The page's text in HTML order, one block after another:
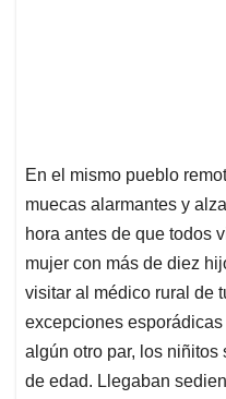
En el mismo pueblo
muecas alarmantes y
hora antes de que todos
mujer con más de diez
visitar al médico rural de
excepciones
algún otro par, los niñitos
de edad. Llegaban